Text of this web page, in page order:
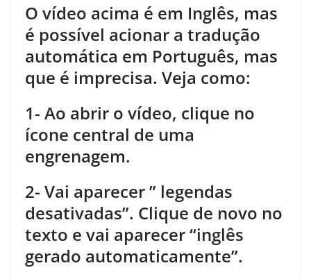
O vídeo acima é em Inglês, mas
é possível acionar a tradução
automática em Português, mas
que é imprecisa. Veja como:
1- Ao abrir o vídeo, clique no
ícone central de uma
engrenagem.
2- Vai aparecer ” legendas
desativadas”. Clique de novo no
texto e vai aparecer “inglês
gerado automaticamente”.